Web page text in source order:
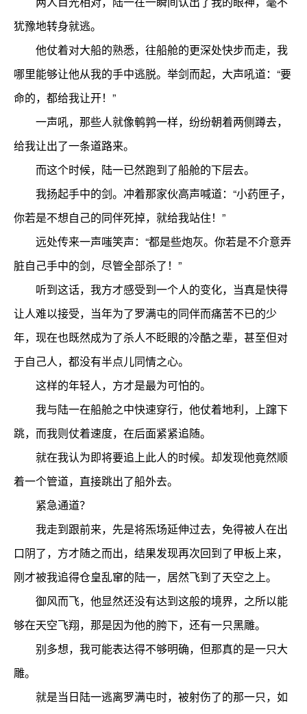
犹豫地转身就逃。
他仗着对大船的熟悉，往船舱的更深处快步而走，我
哪里能够让他从我的手中逃脱。举剑而起，大声吼道：“要
命的，都给我让开！”
一声吼，那些人就像鹌鹑一样，纷纷朝着两侧蹲去，
给我让出了一条道路来。
而这个时候，陆一已然跑到了船舱的下层去。
我扬起手中的剑。冲着那家伙高声喊道：“小药匣子，
你若是不想自己的同伴死掉，就给我站住！”
远处传来一声嗤笑声：“都是些炮灰。你若是不介意弄
脏自己手中的剑，尽管全部杀了！”
听到这话，我方才感受到一个人的变化，当真是快得
让人难以接受，当年为了罗满屯的同伴而痛苦不已的少
年，现在也既然成为了杀人不眨眼的冷酷之辈，甚至但对
于自己人，都没有半点儿同情之心。
这样的年轻人，方才是最为可怕的。
我与陆一在船舱之中快速穿行，他仗着地利，上蹿下
跳，而我则仗着速度，在后面紧紧追随。
就在我认为即将要追上此人的时候。却发现他竟然顺
着一个管道，直接跳出了船外去。
紧急通道？
我走到跟前来，先是将炁场延伸过去，免得被人在出
口阴了，方才随之而出，结果发现再次回到了甲板上来，
刚才被我追得仓皇乱窜的陆一，居然飞到了天空之上。
御风而飞，他显然还没有达到这般的境界，之所以能
够在天空飞翔，那是因为他的胯下，还有一只黑雕。
别多想，我可能表达得不够明确，但那真的是一只大
雕。
就是当日陆一逃离罗满屯时，被射伤了的那一只，如